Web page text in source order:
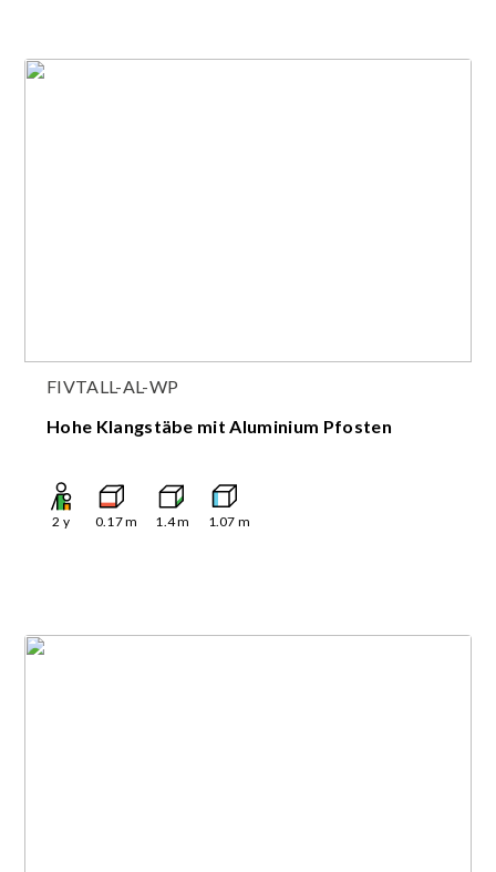
FIVTALL-AL-WP
Hohe Klangstäbe mit Aluminium Pfosten
2 y 0.17m 1.4m 1.07 m